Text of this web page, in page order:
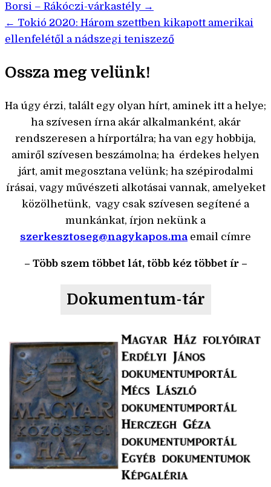
Bejegyzés
navigáció
Borsi – Rákóczi-várkastély →
← Tokió 2020: Három szettben kikapott amerikai
ellenfelétől a nádszegi teniszező
Ossza meg velünk!
Ha úgy érzi, talált egy olyan hírt, aminek itt a helye;
ha szívesen írna akár alkalmanként, akár
rendszeresen a hírportálra; ha van egy hobbija,
amiről szívesen beszámolna; ha érdekes helyen
járt, amit megosztana velünk; ha szépirodalmi
írásai, vagy művészeti alkotásai vannak, amelyeket
közölhetünk, vagy csak szívesen segítené a
munkánkat, írjon nekünk a
szerkesztoseg@nagykapos.ma email címre
– Több szem többet lát, több kéz többet ír –
Dokumentum-tár